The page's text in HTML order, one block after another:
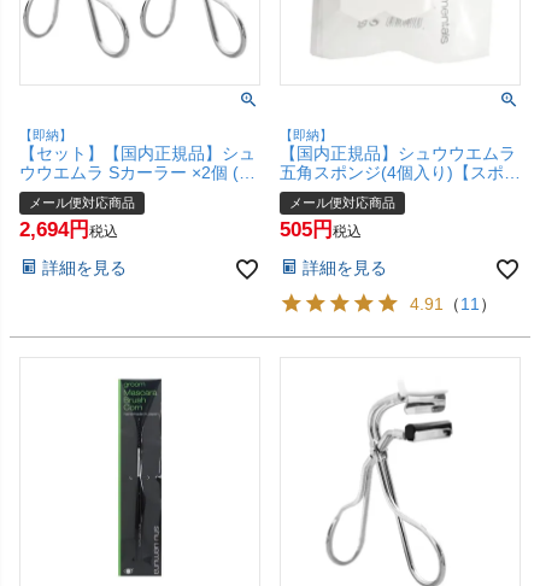
【即納】
【セット】【国内正規品】シュ
ウウエムラ Sカーラー ×2個 (マ
ルチ ファンクショナル アイラ
ッシュカーラー)【ビューラー
ツール】【メール便対応商品】
メール便対応商品
2,694 税込
詳細を見る
【即納】
【国内正規品】シュウウエムラ
五角スポンジ(4個入り)【スポン
ジ】【メール便対応商品】
【SBT】 shu uemura
(6008574)
メール便対応商品
505 税込
詳細を見る
4.91 （11）